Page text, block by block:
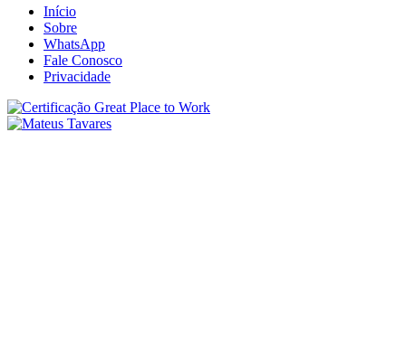
Início
Sobre
WhatsApp
Fale Conosco
Privacidade